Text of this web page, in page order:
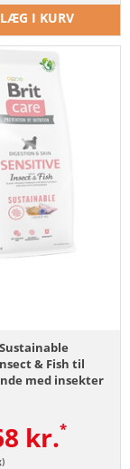
LÆG I KURV
& Fish til
med insekter
kr.